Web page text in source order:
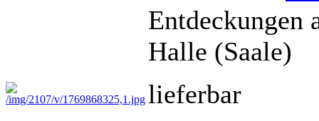
Entdeckungen
Halle (Saale)
lieferbar